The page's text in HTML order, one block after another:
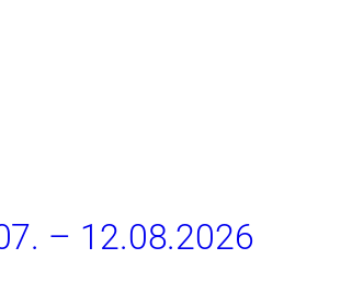
– 12.08.2026